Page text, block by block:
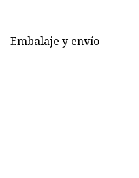
Embalaje y envío